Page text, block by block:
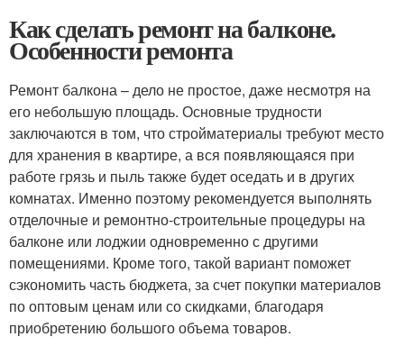
Как сделать ремонт на балконе.
Особенности ремонта
Ремонт балкона – дело не простое, даже несмотря на
его небольшую площадь. Основные трудности
заключаются в том, что стройматериалы требуют место
для хранения в квартире, а вся появляющаяся при
работе грязь и пыль также будет оседать и в других
комнатах. Именно поэтому рекомендуется выполнять
отделочные и ремонтно-строительные процедуры на
балконе или лоджии одновременно с другими
помещениями. Кроме того, такой вариант поможет
сэкономить часть бюджета, за счет покупки материалов
по оптовым ценам или со скидками, благодаря
приобретению большого объема товаров.